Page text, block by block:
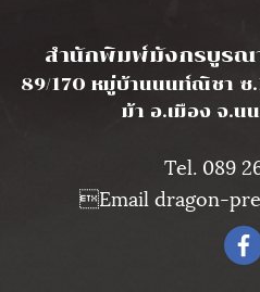
สำนักพิมพ์มังกรบูรณ
89/170 หมู่บ้านนนท์ณิชา ซ
ม้า อ.เมือง จ.น
Tel. 089
Email dragon-